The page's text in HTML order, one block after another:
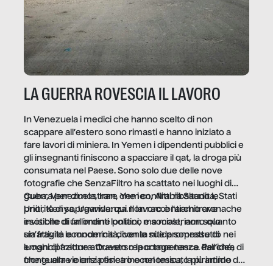
LA GUERRA ROVESCIA IL LAVORO
In Venezuela i medici che hanno scelto di non
scappare all’estero sono rimasti e hanno iniziato a
fare lavori di miniera. In Yemen i dipendenti pubblici e
gli insegnanti finiscono a spacciare il qat, la droga più
consumata nel Paese. Sono solo due delle nove
fotografie che SenzaFiltro ha scattato nei luoghi di
guerra per dimostrare che i conflitti ribaltano le
priorità di sopravvivenza. Il lavoro è l’architrave
invisibile di un ordine politico e sociale, non solo
un’attività economica: diventa nitida soprattutto nei
luoghi di frattura. Questo reportage nasce dall’idea
che guerre e crisi penetrino nel tessuto più intimo
Cuba, Venezuela, Iran, Yemen, Arabia Saudita, Stati
Uniti, Kenya, Uganda: qui non raccontiamo cronache
esotiche di fallimenti lontani, ma mostriamo quanto
sia fragile la modernità, con le sue promesse di
emancipazione attraverso la competenza. Perché, di
fronte alla violenza fisica o economica, la piramide del